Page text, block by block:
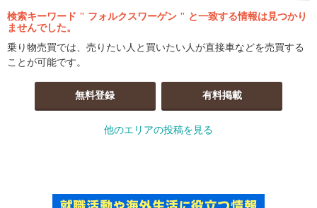
検索キーワード " フォルクスワーゲン " と一致する情報は見つかり
ませんでした。
乗り物売買では、売りたい人と買いたい人が直接車などを売買する
ことが可能です。
無料登録 有料掲載
他のエリアの投稿を見る